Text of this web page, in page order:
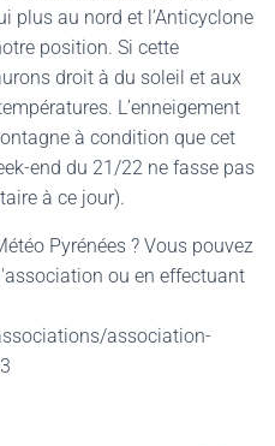
plus au nord et l’Anticyclone
position. Si cette
droit à du soleil et aux
L’enneigement
à condition que cet
end du 21/22 ne fasse pas
à ce jour).
Pyrénées ? Vous pouvez
ou en effectuant
association-